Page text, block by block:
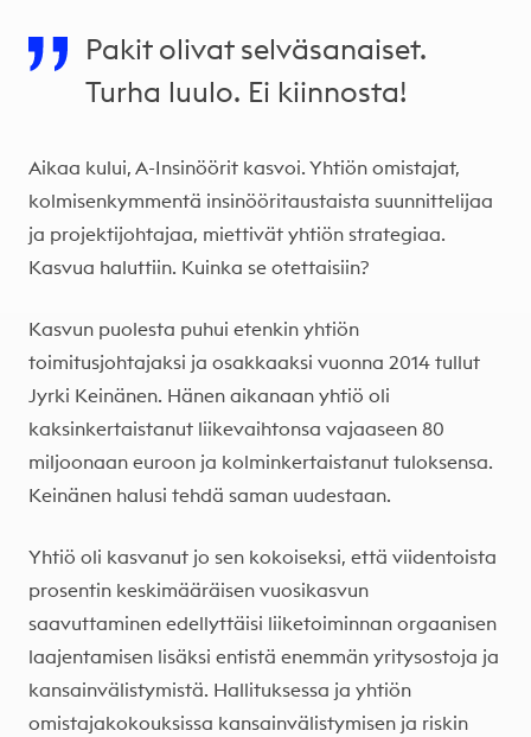
Pakit olivat selväsanaiset.
Turha luulo. Ei kiinnosta!
Aikaa kului, A-Insinöörit kasvoi. Yhtiön omistajat,
kolmisenkymmentä insinööritaustaista suunnittelijaa
ja projektijohtajaa, miettivät yhtiön strategiaa.
Kasvua haluttiin. Kuinka se otettaisiin?
Kasvun puolesta puhui etenkin yhtiön
toimitusjohtajaksi ja osakkaaksi vuonna 2014 tullut
Jyrki Keinänen. Hänen aikanaan yhtiö oli
kaksinkertaistanut liikevaihtonsa vajaaseen 80
miljoonaan euroon ja kolminkertaistanut tuloksensa.
Keinänen halusi tehdä saman uudestaan.
Yhtiö oli kasvanut jo sen kokoiseksi, että viidentoista
prosentin keskimääräisen vuosikasvun
saavuttaminen edellyttäisi liiketoiminnan orgaanisen
laajentamisen lisäksi entistä enemmän yritysostoja ja
kansainvälistymistä. Hallituksessa ja yhtiön
omistajakokouksissa kansainvälistymisen ja riskin